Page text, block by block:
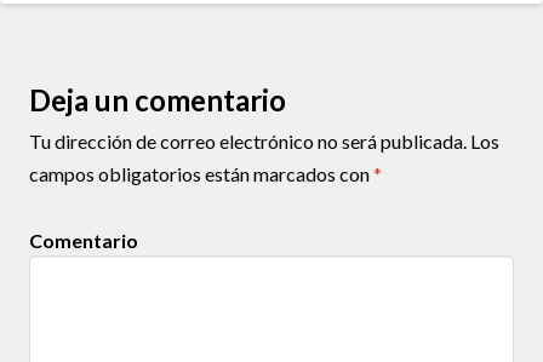
Deja un comentario
Tu dirección de correo electrónico no será publicada. Los
campos obligatorios están marcados con*
Comentario